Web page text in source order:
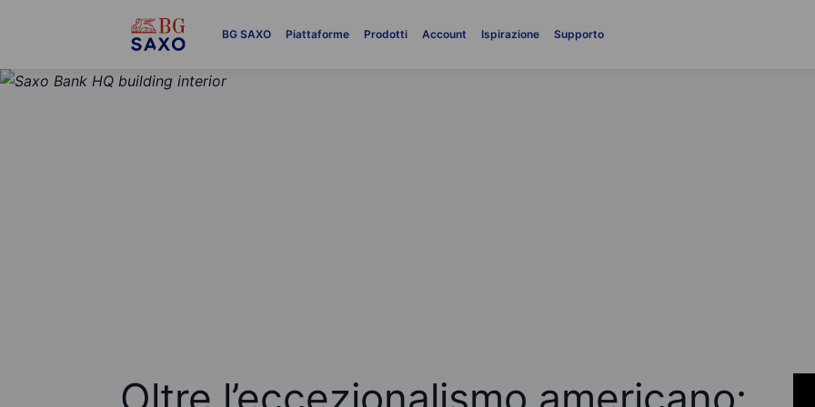
BG SAXO Piattaforme Prodotti Account Ispirazione Supporto